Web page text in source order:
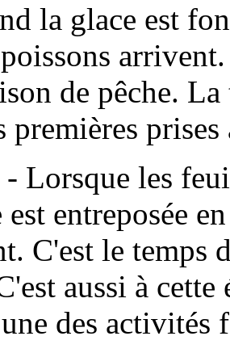
la glace est
de pêche.
premières
- Lorsque les
entreposée
C'est le temps
aussi à
des